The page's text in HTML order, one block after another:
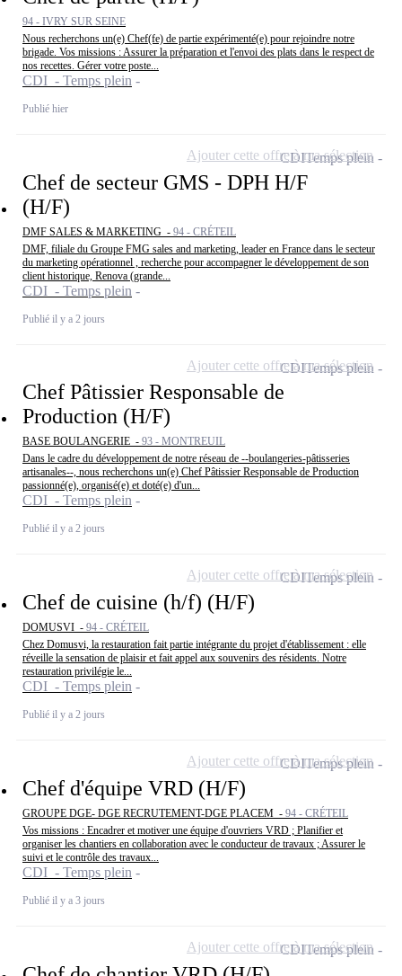
94 - IVRY SUR SEINE
Nous recherchons un(e) Chef(fe) de partie expérimenté(e) pour rejoindre notre
brigade. Vos missions : Assurer la préparation et l'envoi des plats dans le respect de
nos recettes. Gérer votre poste...
CDI - Temps plein
Publié hier
Chef de secteur GMS - DPH H/F
(H/F)
DMF SALES & MARKETING - 94 - CRÉTEIL
DMF, filiale du Groupe FMG sales and marketing, leader en France dans le secteur
du marketing opérationnel , recherche pour accompagner le développement de son
client historique, Renova (grande...
CDI - Temps plein
Publié il y a 2 jours
CDITemps plein
Ajouter cette offre à ma sélection
Chef Pâtissier Responsable de
Production (H/F)
BASE BOULANGERIE - 93 - MONTREUIL
Dans le cadre du développement de notre réseau de --boulangeries-pâtisseries
artisanales--, nous recherchons un(e) Chef Pâtissier Responsable de Production
passionné(e), organisé(e) et doté(e) d'un...
CDI - Temps plein
Publié il y a 2 jours
CDITemps plein
Ajouter cette offre à ma sélection
Chef de cuisine (h/f) (H/F)
DOMUSVI - 94 - CRÉTEIL
Chez Domusvi, la restauration fait partie intégrante du projet d'établissement : elle
réveille la sensation de plaisir et fait appel aux souvenirs des résidents. Notre
restauration privilégie le...
CDI - Temps plein
Publié il y a 2 jours
CDITemps plein
Ajouter cette offre à ma sélection
Chef d'équipe VRD (H/F)
GROUPE DGE- DGE RECRUTEMENT-DGE PLACEM - 94 - CRÉTEIL
Vos missions : Encadrer et motiver une équipe d'ouvriers VRD ; Planifier et
organiser les chantiers en collaboration avec le conducteur de travaux ; Assurer le
suivi et le contrôle des travaux...
CDI - Temps plein
Publié il y a 3 jours
CDITemps plein
Ajouter cette offre à ma sélection
CDITemps plein
Ajouter cette offre à ma sélection